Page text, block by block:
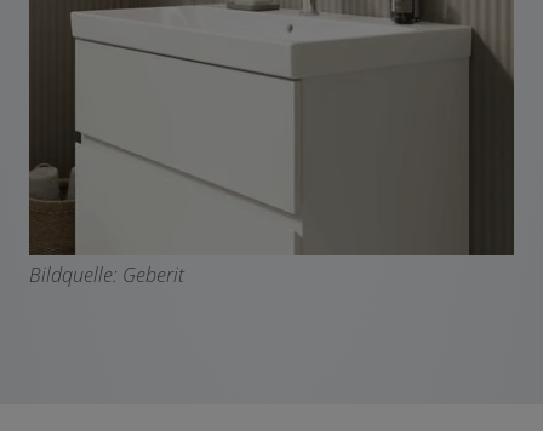
Bildquelle: Geberit